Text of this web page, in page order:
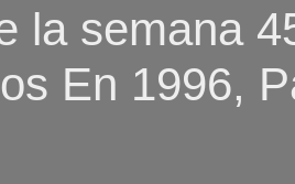
la semana
En 1996,